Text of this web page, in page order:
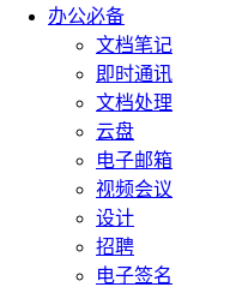
办公必备
文档笔记
即时通讯
文档处理
云盘
电子邮箱
视频会议
设计
招聘
电子签名